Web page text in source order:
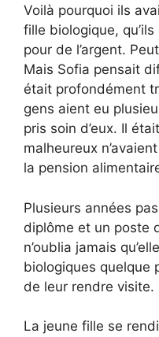
Voilà pourquoi ils
fille biologique,
pour de l’argent.
Mais Sofia pensait
était profondément
gens aient eu
pris soin d’eux. Il
malheureux
la pension
Plusieurs années
diplôme et un poste
n’oublia jamais
biologiques quelque
de leur rendre visite.
La jeune fille se